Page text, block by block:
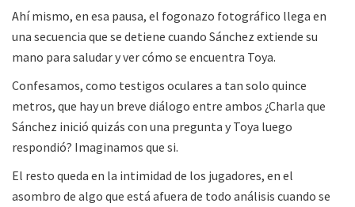
Ahí mismo, en esa pausa, el fogonazo fotográfico llega en
una secuencia que se detiene cuando Sánchez extiende su
mano para saludar y ver cómo se encuentra Toya.
Confesamos, como testigos oculares a tan solo quince
metros, que hay un breve diálogo entre ambos ¿Charla que
Sánchez inició quizás con una pregunta y Toya luego
respondió? Imaginamos que si.
El resto queda en la intimidad de los jugadores, en el
asombro de algo que está afuera de todo análisis cuando se